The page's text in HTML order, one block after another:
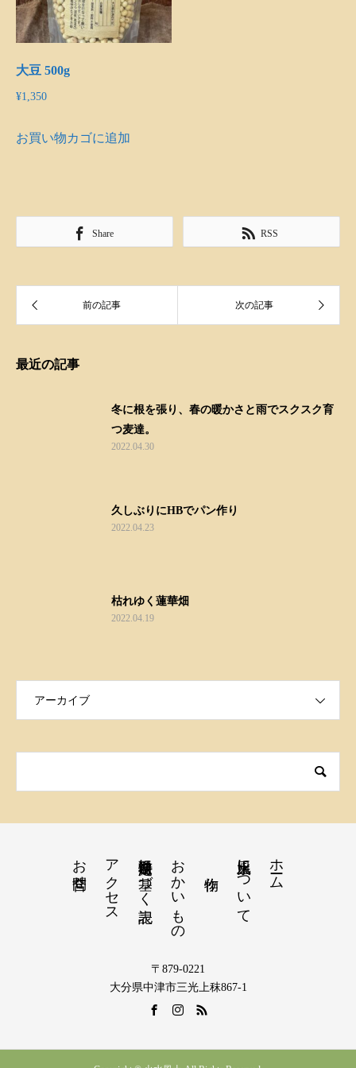
大豆 500g
¥1,350
お買い物カゴに追加
Share RSS
最近の記事
冬に根を張り、春の暖かさと雨でスクスク育
つ麦達。
2022.04.30
久しぶりにHBでパン作り
2022.04.23
枯れゆく蓮華畑
2022.04.19
アーカイブ
ホーム
火水風土について
おかいもの
特定商取引法に基づく表記
アクセス
お問合せ
〒879-0221
大分県中津市三光上秣867-1